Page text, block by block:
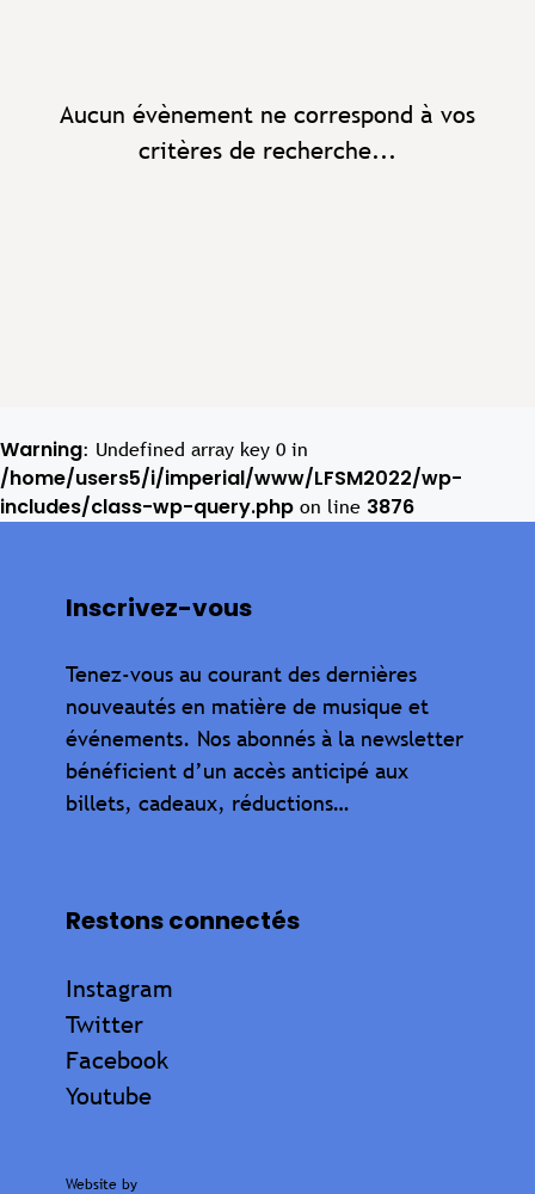
Aucun évènement ne correspond à vos
critères de recherche...
Warning: Undefined array key 0 in
/home/users5/i/imperial/www/LFSM2022/wp-
includes/class-wp-query.php on line 3876
Inscrivez-vous
Tenez-vous au courant des dernières
nouveautés en matière de musique et
événements. Nos abonnés à la newsletter
bénéficient d’un accès anticipé aux
billets, cadeaux, réductions…
Restons connectés
Instagram
Twitter
Facebook
Youtube
Website by